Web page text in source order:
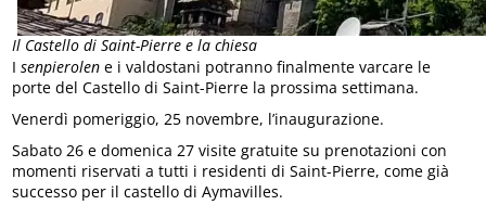
Il Castello di Saint-Pierre e la chiesa
Isenpierolen e i valdostani potranno finalmente varcare le
porte del Castello di Saint-Pierre la prossima settimana.
Venerdì pomeriggio, 25 novembre, l’inaugurazione.
Sabato 26 e domenica 27 visite gratuite su prenotazioni con
momenti riservati a tutti i residenti di Saint-Pierre, come già
successo per il castello di Aymavilles.